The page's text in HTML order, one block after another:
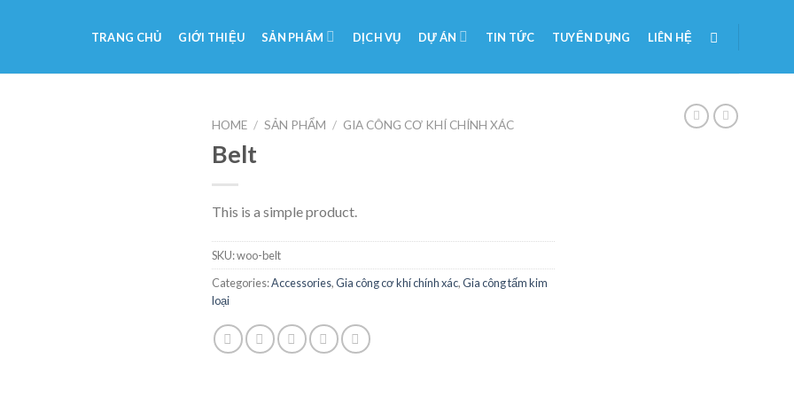
TRANG CHỦ GIỚI THIỆU SẢN PHẨM DỊCH VỤ DỰ ÁN TIN TỨC TUYỂN DỤNG LIÊN HỆ
HOME / SẢN PHẨM / GIA CÔNG CƠ KHÍ CHÍNH XÁC
Belt
This is a simple product.
SKU:woo-belt
Categories:Accessories,Gia công cơ khí chính xác,Gia công tấm kim
loại